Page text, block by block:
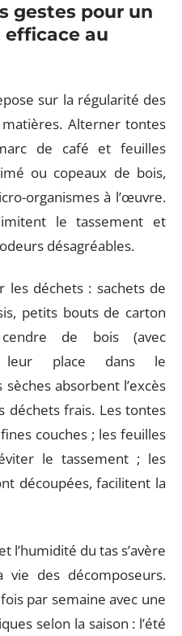
gestes pour un
au
sur la régularité des
Alterner tontes
de café et feuilles
ou copeaux de bois,
organismes à l’œuvre.
le tassement et
désagréables.
les déchets : sachets de
petits bouts de carton
de bois (avec
leur place dans le
absorbent l’excès
déchets frais. Les tontes
couches ; les feuilles
le tassement ; les
découpées, facilitent la
du tas s’avère
des décomposeurs.
par semaine avec une
selon la saison : l’été